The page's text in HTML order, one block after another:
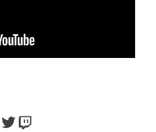
Twitter
Twitch